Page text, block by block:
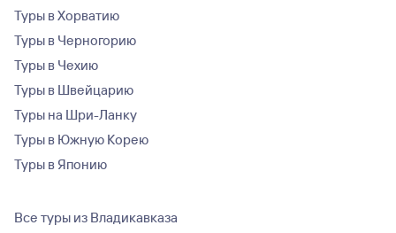
Туры в Хорватию
Туры в Черногорию
Туры в Чехию
Туры в Швейцарию
Туры на Шри-Ланку
Туры в Южную Корею
Туры в Японию
Все туры из Владикавказа